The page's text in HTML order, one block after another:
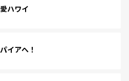
ハワイ
イアへ！